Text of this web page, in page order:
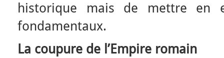
historique mais de mettre en
fondamentaux.
La coupure de l’Empire romain